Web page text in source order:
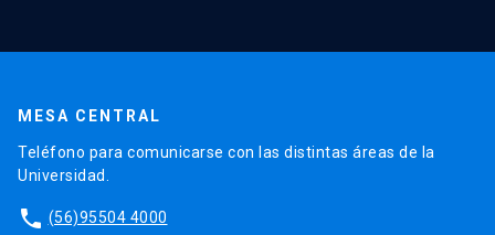
MESA CENTRAL
Teléfono para comunicarse con las distintas áreas de la
Universidad.
phone (56)95504 4000